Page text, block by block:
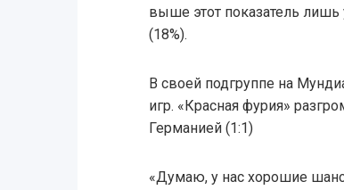
выше этот показатель
(18%).
В своей подгруппе на
игр. «Красная фурия»
Германией (1:1)
«Думаю, у нас хорошие